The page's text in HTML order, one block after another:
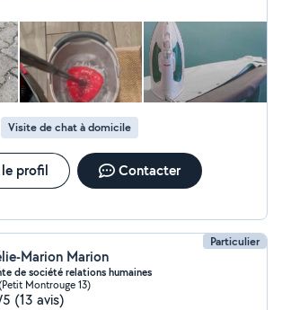
réaliser chaque mission avec soin et
N'hésitez pas à me contacter, je
collaborer avec vous et de vous
À très bientôt, Soraya .
Visite de chat à domicile
profil Contacter
Particulier
Marion Marion
de société relations humaines
Montrouge 13)
(13 avis)